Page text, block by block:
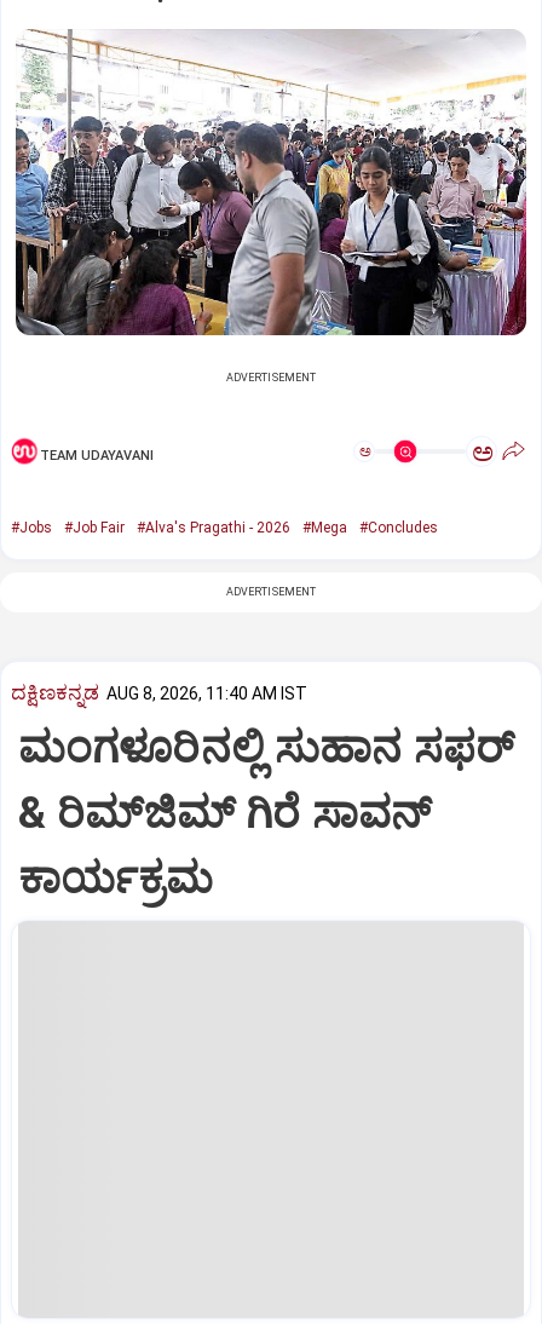
ADVERTISEMENT
TEAM UDAYAVANI ಅ ಅ
#Jobs #Job Fair #Alva's Pragathi - 2026 #Mega #Concludes
ADVERTISEMENT
ದಕ್ಷಿಣಕನ್ನಡ AUG 8, 2026, 11:40 AM IST
ಮಂಗಳೂರಿನಲ್ಲಿ ಸುಹಾನ ಸಫರ್
& ರಿಮ್‌ಜಿಮ್ ಗಿರೆ ಸಾವನ್
ಕಾರ್ಯಕ್ರಮ